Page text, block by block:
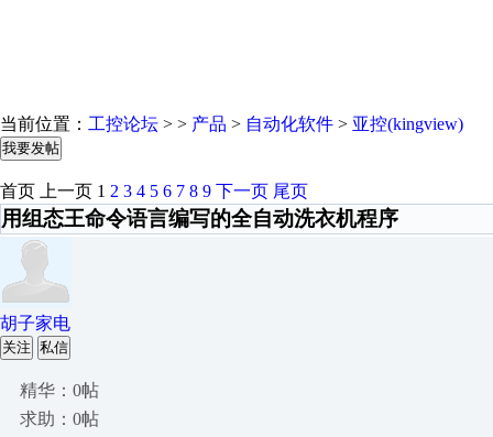
当前位置： 工控论坛 > > 产品 > 自动化软件 > 亚控(kingview)
我要发帖
首页 上一页 1 2 3 4 5 6 7 8 9 下一页 尾页
用组态王命令语言编写的全自动洗衣机程序
胡子家电
关注 私信
精华：0帖
求助：0帖